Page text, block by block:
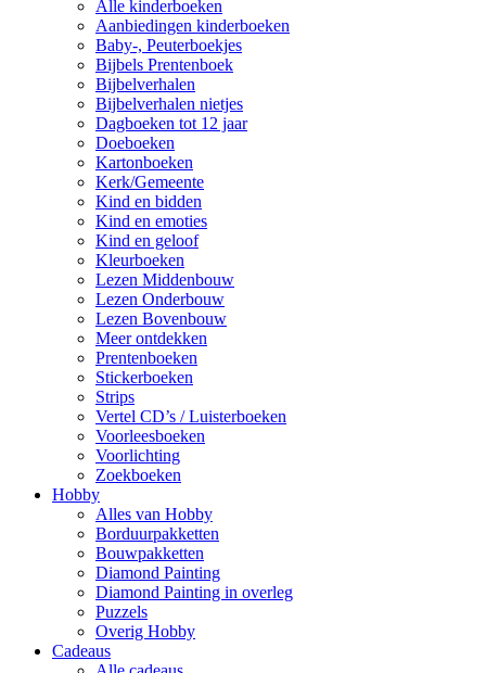
Alle kinderboeken
Aanbiedingen kinderboeken
Baby-, Peuterboekjes
Bijbels Prentenboek
Bijbelverhalen
Bijbelverhalen nietjes
Dagboeken tot 12 jaar
Doeboeken
Kartonboeken
Kerk/Gemeente
Kind en bidden
Kind en emoties
Kind en geloof
Kleurboeken
Lezen Middenbouw
Lezen Onderbouw
Lezen Bovenbouw
Meer ontdekken
Prentenboeken
Stickerboeken
Strips
Vertel CD’s / Luisterboeken
Voorleesboeken
Voorlichting
Zoekboeken
Hobby
Alles van Hobby
Borduurpakketten
Bouwpakketten
Diamond Painting
Diamond Painting in overleg
Puzzels
Overig Hobby
Cadeaus